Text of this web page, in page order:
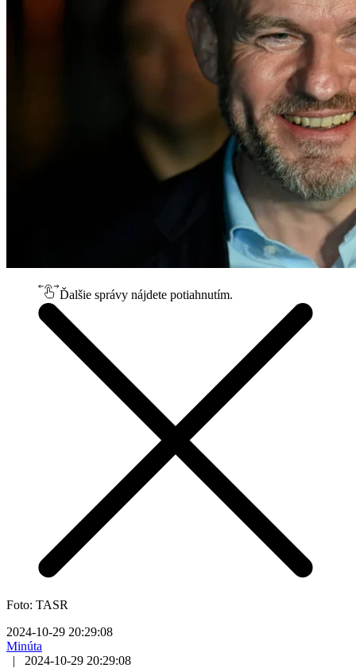
Ďalšie správy nájdete potiahnutím.
Foto: TASR
2024-10-29 20:29:08
Minúta
|
2024-10-29 20:29:08